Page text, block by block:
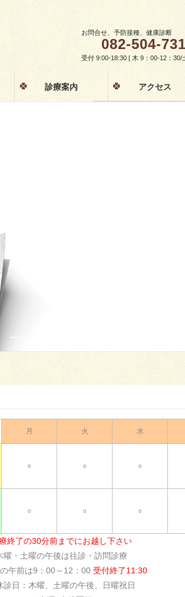
お問合せ、予防接種、健康診断
082-504-
受付 9:00-18:30 [ 木 9：00-12：30/
診療案内 アクセス
月 火 水
○ ○ ○
○ ○ ○
終了の30分前までにお越し下さい
曜・土曜の午後は往診・訪問診療
午前は9：00～12：00 受付終了11:30
日：木曜、土曜の午後、日曜祝日